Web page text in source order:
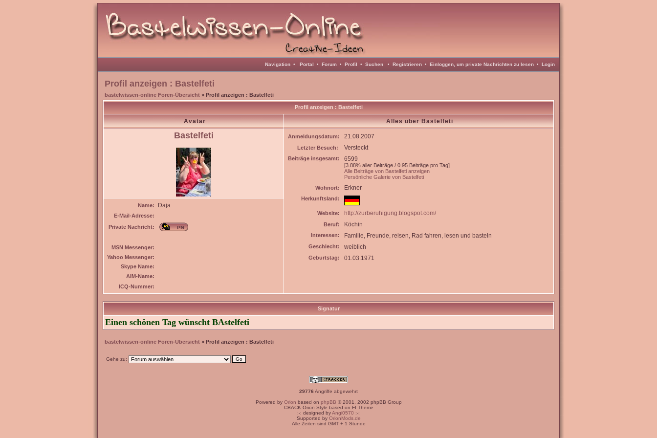
Navigation • Portal • Forum • Profil • Suchen • Registrieren • Einloggen, um private Nachrichten zu lesen • Login
Profil anzeigen : Bastelfeti
bastelwissen-online Foren-Übersicht » Profil anzeigen : Bastelfeti
Profil anzeigen : Bastelfeti
Avatar Alles über Bastelfeti
Bastelfeti Anmeldungsdatum: 21.08.2007
Letzter Besuch: Versteckt
Beiträge insgesamt: 6599
[3.88% aller Beiträge / 0.95 Beiträge pro Tag]
Alle Beiträge von Bastelfeti anzeigen
Persönliche Galerie von Bastelfeti
Wohnort:
Erkner
Herkunftsland:
Website: http://zurberuhigung.blogspot.com/
Beruf: Köchin
Interessen: Familie, Freunde, reisen, Rad fahren, lesen und basteln
Geschlecht: weiblich
Geburtstag: 01.03.1971
Name: Daja
E-Mail-Adresse:
Private Nachricht:
MSN Messenger:
Yahoo Messenger:
Skype Name:
AIM-Name:
ICQ-Nummer:
Signatur
Einen schönen Tag wünscht BAstelfeti
bastelwissen-online Foren-Übersicht » Profil anzeigen : Bastelfeti
Gehe zu:
29776 Angriffe abgewehrt
Powered by Orion based on phpBB © 2001, 2002 phpBB Group
CBACK Orion Style based on FI Theme
:-: designed byAngi0570 :-:
Supported by OrionMods.de
Alle Zeiten sind GMT + 1 Stunde